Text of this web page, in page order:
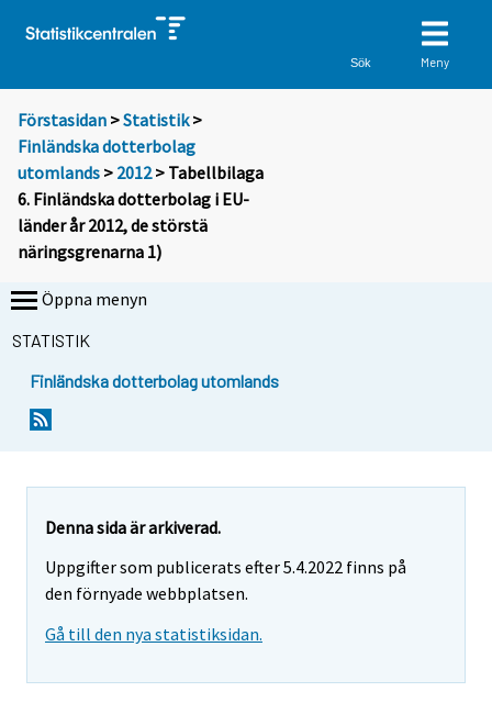
Sök Meny
Förstasidan >Statistik >
Finländska dotterbolag
utomlands > 2012> Tabellbilaga
6. Finländska dotterbolag i EU-
länder år 2012, de störstä
näringsgrenarna 1)
Öppna menyn
STATISTIK
Finländska dotterbolag utomlands
Denna sida är arkiverad.
Uppgifter som publicerats efter 5.4.2022 finns på
den förnyade webbplatsen.
Gå till den nya statistiksidan.